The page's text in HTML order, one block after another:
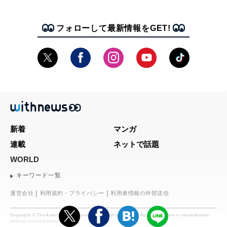
フォローして最新情報をGET!
Copyright © The Asahi Shimbun Company. All rights reserved. No reproduction or republication
without written permission.
新着
マンガ
連載
ネットで話題
WORLD
キーワード一覧
運営会社 利用規約・プライバシー 利用者情報の外部送信